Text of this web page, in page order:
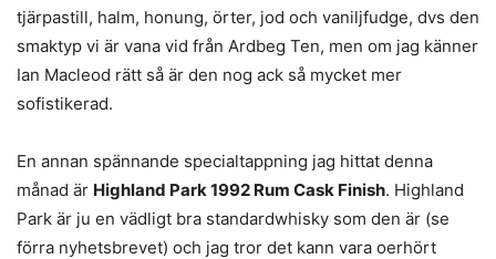
tjärpastill, halm, honung, örter, jod och vaniljfudge, dvs den
smaktyp vi är vana vid från Ardbeg Ten, men om jag känner
Ian Macleod rätt så är den nog ack så mycket mer
sofistikerad.
En annan spännande specialtappning jag hittat denna
månad är Highland Park 1992 Rum Cask Finish. Highland
Park är ju en vädligt bra standardwhisky som den är (se
förra nyhetsbrevet) och jag tror det kann vara oerhört